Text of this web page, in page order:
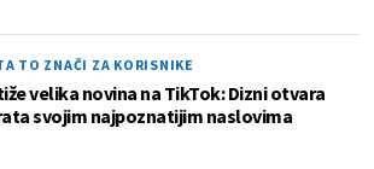
TO ZNAČI ZA KORISNIKE
velika novina na TikTok: Dizni otvara
svojim najpoznatijim naslovima